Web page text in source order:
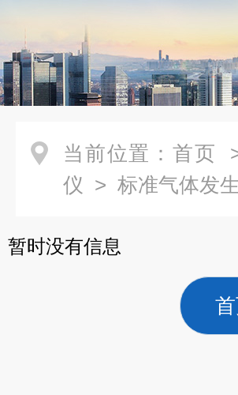
当前位置： 首页
仪 > 标准气体发
暂时没有信息